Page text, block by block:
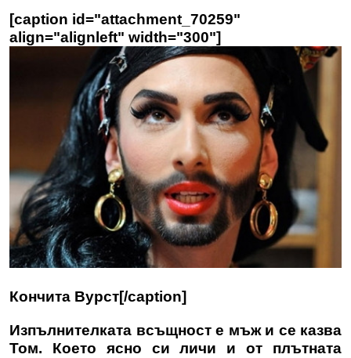
[caption id="attachment_70259"
align="alignleft" width="300"]
Кончита Вурст[/caption]
Изпълнителката всъщност е мъж и се казва
Том. Което ясно си личи и от плътната